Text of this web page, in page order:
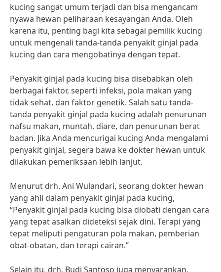
kucing sangat umum terjadi dan bisa mengancam
nyawa hewan peliharaan kesayangan Anda. Oleh
karena itu, penting bagi kita sebagai pemilik kucing
untuk mengenali tanda-tanda penyakit ginjal pada
kucing dan cara mengobatinya dengan tepat.
Penyakit ginjal pada kucing bisa disebabkan oleh
berbagai faktor, seperti infeksi, pola makan yang
tidak sehat, dan faktor genetik. Salah satu tanda-
tanda penyakit ginjal pada kucing adalah penurunan
nafsu makan, muntah, diare, dan penurunan berat
badan. Jika Anda mencurigai kucing Anda mengalami
penyakit ginjal, segera bawa ke dokter hewan untuk
dilakukan pemeriksaan lebih lanjut.
Menurut drh. Ani Wulandari, seorang dokter hewan
yang ahli dalam penyakit ginjal pada kucing,
“Penyakit ginjal pada kucing bisa diobati dengan cara
yang tepat asalkan dideteksi sejak dini. Terapi yang
tepat meliputi pengaturan pola makan, pemberian
obat-obatan, dan terapi cairan.”
Selain itu, drh. Budi Santoso juga menyarankan,